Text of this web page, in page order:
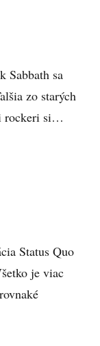
Sabbath sa
zo starých
rockeri si…
Status Quo
je viac